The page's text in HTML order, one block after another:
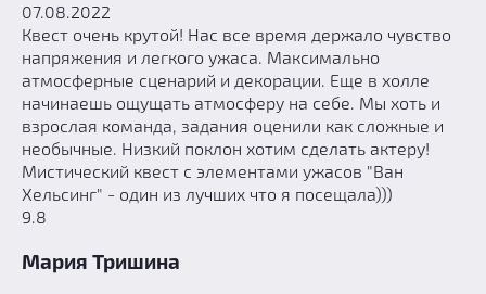
07.08.2022
Квест очень крутой! Нас все время держало чувство
напряжения и легкого ужаса. Максимально
атмосферные сценарий и декорации. Еще в холле
начинаешь ощущать атмосферу на себе. Мы хоть и
взрослая команда, задания оценили как сложные и
необычные. Низкий поклон хотим сделать актеру!
Мистический квест с элементами ужасов "Ван
Хельсинг" - один из лучших что я посещала)))
9.8
Мария Тришина